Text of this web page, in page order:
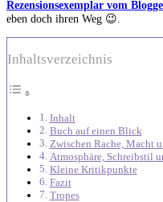
Rezensionsexemplar vom
eben doch ihren Weg 😉.
Inhaltsverzeichnis
Inhalt
Buch auf einen Blick
Zwischen Rache, Macht
Atmosphäre, Schreibstil
Kleine Kritikpunkte
Fazit
Tropes